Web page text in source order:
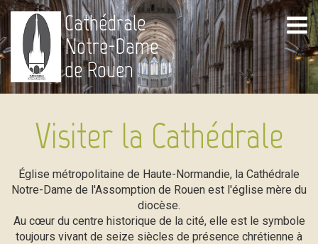
Cathédrale
Notre-Dame
de Rouen
Visiter la Cathédrale
Église métropolitaine de Haute-Normandie, la Cathédrale
Notre-Dame de l'Assomption de Rouen est l'église mère du
diocèse.
Au cœur du centre historique de la cité, elle est le symbole
toujours vivant de seize siècles de présence chrétienne à